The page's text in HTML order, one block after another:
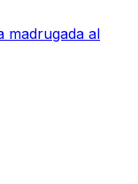
madrugada al